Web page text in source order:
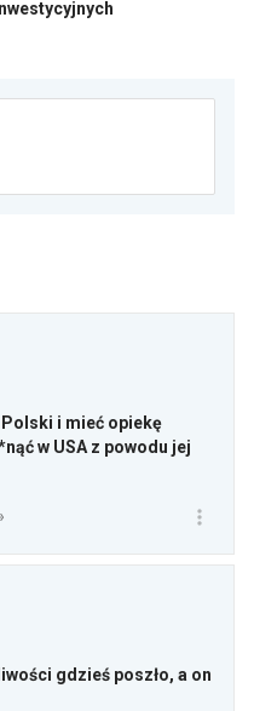
i mieć opiekę
w USA z powodu jej
gdzieś poszło, a on